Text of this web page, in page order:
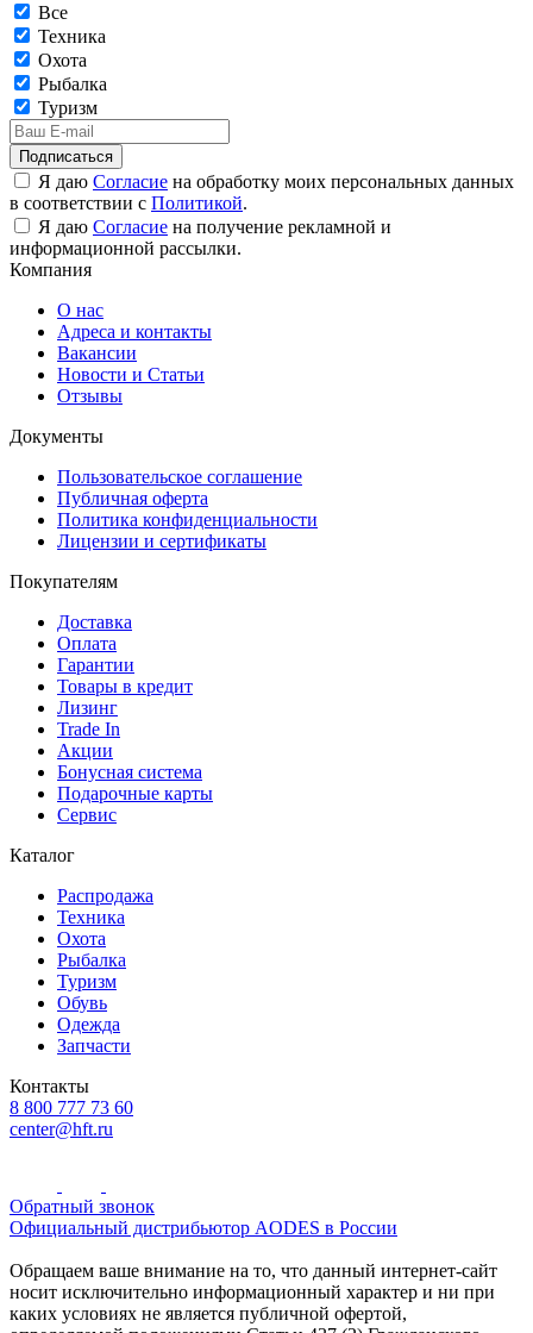
Все
Техника
Охота
Рыбалка
Туризм
Подписаться
Я даю Согласие на обработку моих персональных данных
в соответствии с Политикой.
Я даю Согласие на получение рекламной и
информационной рассылки.
Компания
О нас
Адреса и контакты
Вакансии
Новости и Статьи
Отзывы
Документы
Пользовательское соглашение
Публичная оферта
Политика конфиденциальности
Лицензии и сертификаты
Покупателям
Доставка
Оплата
Гарантии
Товары в кредит
Лизинг
Trade In
Акции
Бонусная система
Подарочные карты
Сервис
Каталог
Распродажа
Техника
Охота
Рыбалка
Туризм
Обувь
Одежда
Запчасти
Контакты
8 800 777 73 60
center@hft.ru
Обратный звонок
Официальный дистрибьютор AODES в России
Обращаем ваше внимание на то, что данный интернет-сайт
носит исключительно информационный характер и ни при
каких условиях не является публичной офертой,